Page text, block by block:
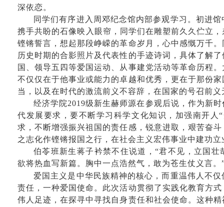
深依恋。
同学们有序进入周邓纪念馆内部参观学习。初进
携手共盼的石像映入眼帘，同学们在雕塑前久久伫立
铿锵誓言，想起那段峥嵘的革命岁月，心中感慨万千
历史时期的合影照片及代表性的手迹诗词，具体了解
国、领导五四等爱国运动、从事建党活动等革命历程
不仅仅在于他事业或能力的卓越和优秀，更在于那份
当，以及在时代的激流前义不容辞，在国家的号召前
经济学院2019级新生赫师源在参观后说，作为新
代发展要求，要不断学习科学文化知识，加强南开人
求，不断增强振兴祖国的责任感，锐意进取，艰苦奋
之志化作铿锵报国之行，在社会主义宏伟事业中建功立
伯苓班新生蒋子衿禁不住说道，“君不见，立国
欲将热血写新篇。胸中一点浩然气，敢为苍生仗义言。
爱国主义是中华民族精神的核心，而重温伟人不
责任，一种爱国使命。此次活动贯彻了实践化教育方
伟人足迹，在探寻中寻找自身责任和社会使命。这种